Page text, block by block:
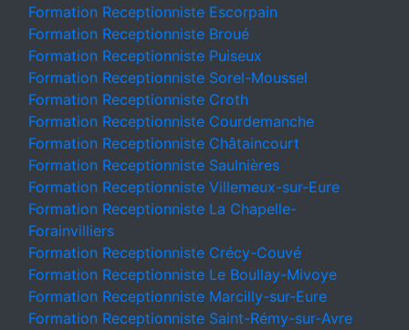
Formation Receptionniste Escorpain
Formation Receptionniste Broué
Formation Receptionniste Puiseux
Formation Receptionniste Sorel-Moussel
Formation Receptionniste Croth
Formation Receptionniste Courdemanche
Formation Receptionniste Châtaincourt
Formation Receptionniste Saulnières
Formation Receptionniste Villemeux-sur-Eure
Formation Receptionniste La Chapelle-
Forainvilliers
Formation Receptionniste Crécy-Couvé
Formation Receptionniste Le Boullay-Mivoye
Formation Receptionniste Marcilly-sur-Eure
Formation Receptionniste Saint-Rémy-sur-Avre